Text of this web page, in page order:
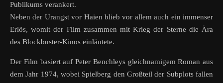
Publikums verankert.
Neben der Urangst vor Haien blieb vor allem auch ein immenser
Erlös, womit der Film zusammen mit Krieg der Sterne die Ära
des Blockbuster-Kinos einläutete.
Der Film basiert auf Peter Benchleys gleichnamigem Roman aus
dem Jahr 1974, wobei Spielberg den Großteil der Subplots fallen